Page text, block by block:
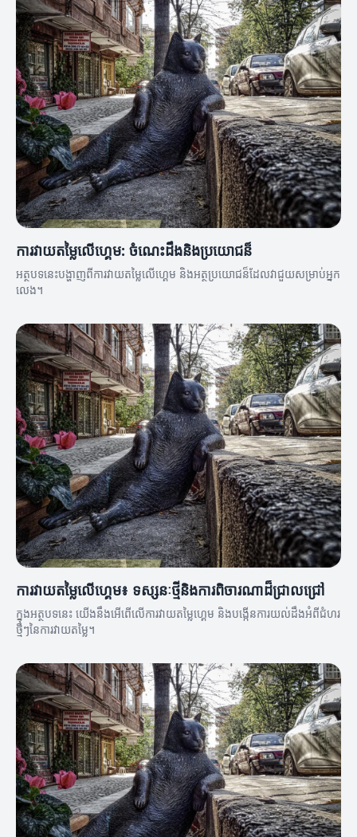
ការវាយតម្លៃលើហ្គេម: ចំណេះដឹងនិងប្រយោជន៏
អត្ថបទនេះបង្ហាញពីការវាយតម្លៃលើហ្គេម និងអត្ថប្រយោជន៏ដែលវាជួយសម្រាប់អ្នក
លេង។
ការវាយតម្លៃលើហ្គេម៖ ទស្សនៈថ្មីនិងការពិចារណាដ៏ជ្រាលជ្រៅ
ក្នុងអត្ថបទនេះ យើងនឹងអើពើលើការវាយតម្លៃហ្គេម និងបង្កើនការយល់ដឹងអំពីជំហរ
ថ្មីៗនៃការវាយតម្លៃ។